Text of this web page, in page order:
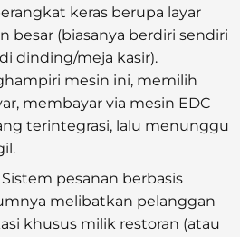
keras berupa layar
besar (biasanya berdiri sendiri
dinding/meja kasir).
mesin ini, memilih
membayar via mesin EDC
terintegrasi, lalu menunggu
Sistem pesanan berbasis
melibatkan pelanggan
khusus milik restoran (atau